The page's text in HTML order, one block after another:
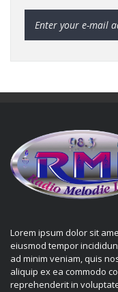
Lorem ipsum dolor sit
eiusmod tempor
ad minim veniam, quis
aliquip ex ea commodo
reprehenderit in